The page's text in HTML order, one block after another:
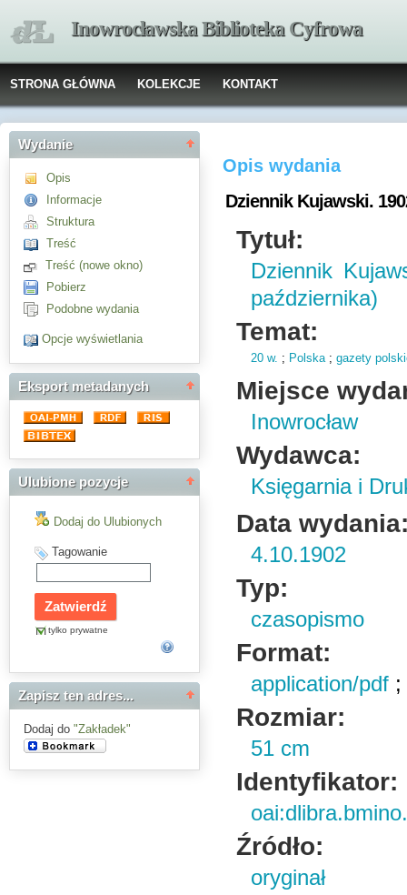
Inowrocławska Biblioteka Cyfrowa
STRONA GŁÓWNA KOLEKCJE KONTAKT
Wydanie
Opis
Informacje
Struktura
Treść
Treść (nowe okno)
Pobierz
Podobne wydania
Opcje wyświetlania
Eksport metadanych
Ulubione pozycje
Dodaj do Ulubionych
Tagowanie
tylko prywatne
Zapisz ten adres...
Dodaj do "Zakładek"
Opis wydania
Dziennik Kujawski.
Tytuł:
Dziennik
października)
Temat:
20 w. ; Polska;gazety
Miejsce
Inowrocław
Wydawca:
Księgarnia i
Data
4.10.1902
Typ:
czasopismo
Format:
application/pdf
Rozmiar:
51 cm
Identyfikator:
Źródło:
oryginał